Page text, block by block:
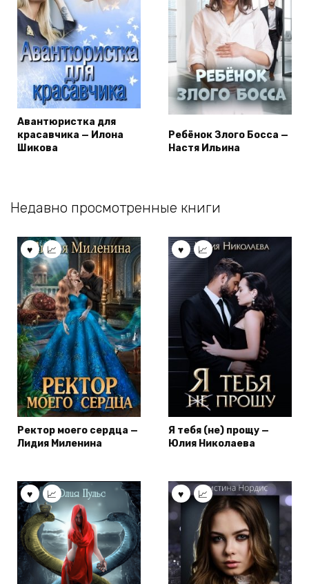
Авантюристка для
красавчика — Илона
Шикова
Ребёнок Злого Босса —
Настя Ильина
Недавно просмотренные книги
Ректор моего сердца —
Лидия Миленина
Я тебя (не) прощу —
Юлия Николаева